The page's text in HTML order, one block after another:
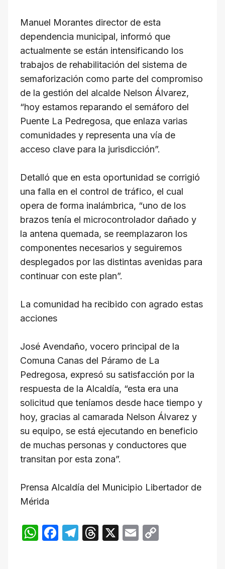
Manuel Morantes director de esta
dependencia municipal, informó que
actualmente se están intensificando los
trabajos de rehabilitación del sistema de
semaforización como parte del compromiso
de la gestión del alcalde Nelson Álvarez,
“hoy estamos reparando el semáforo del
Puente La Pedregosa, que enlaza varias
comunidades y representa una vía de
acceso clave para la jurisdicción”.
Detalló que en esta oportunidad se corrigió
una falla en el control de tráfico, el cual
opera de forma inalámbrica, “uno de los
brazos tenía el microcontrolador dañado y
la antena quemada, se reemplazaron los
componentes necesarios y seguiremos
desplegados por las distintas avenidas para
continuar con este plan”.
La comunidad ha recibido con agrado estas
acciones
José Avendaño, vocero principal de la
Comuna Canas del Páramo de La
Pedregosa, expresó su satisfacción por la
respuesta de la Alcaldía, “esta era una
solicitud que teníamos desde hace tiempo y
hoy, gracias al camarada Nelson Álvarez y
su equipo, se está ejecutando en beneficio
de muchas personas y conductores que
transitan por esta zona”.
Prensa Alcaldía del Municipio Libertador de
Mérida
W F
T
T
X
E